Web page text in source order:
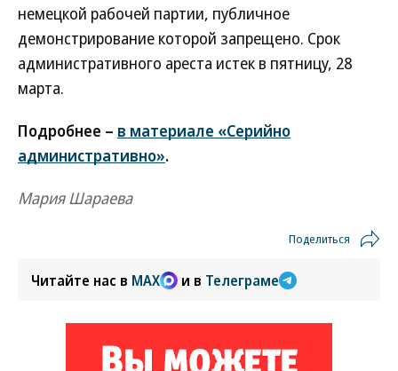
немецкой рабочей партии, публичное
демонстрирование которой запрещено. Срок
административного ареста истек в пятницу, 28
марта.
Подробнее – в материале «Серийно
административно».
Мария Шараева
Поделиться
Читайте нас в MAX и в Телеграме